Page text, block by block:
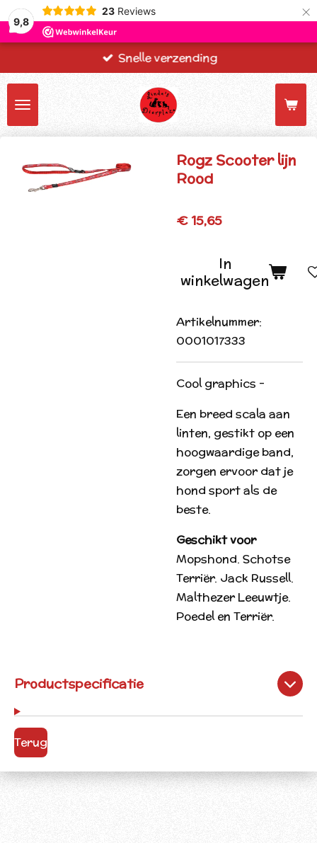
9,8
23 Reviews ×
Snelle verzending
Rogz Scooter lijn
Rood
€ 15,65
In
winkelwagen
Artikelnummer:
0001017333
Cool graphics -
Een breed scala aan
linten, gestikt op een
hoogwaardige band,
zorgen ervoor dat je
hond sport als de
beste.
Geschikt voor
Mopshond. Schotse
Terriër. Jack Russell.
Malthezer Leeuwtje.
Poedel en Terriër.
Productspecificatie
Terug